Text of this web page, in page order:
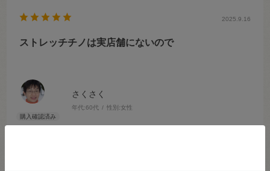
さくさく
年代:60代 性別:女性
2025.9.16
ストレッチチノは実店舗にないので